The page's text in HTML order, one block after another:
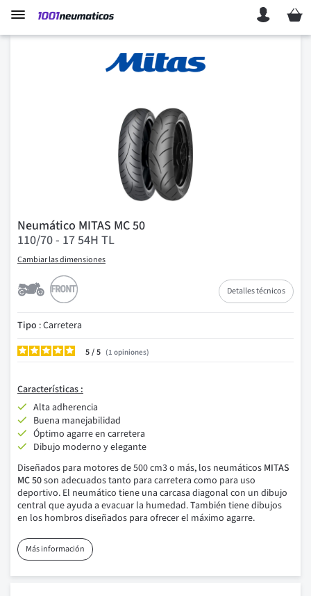
Mi
Neumático MITAS MC 50
110/70 - 17 54H TL
Cambiar las dimensiones
Detalles técnicos
Tipo : Carretera
5/ 1 opiniones
Características :
Alta adherencia
Buena manejabilidad
Óptimo agarre en carretera
Dibujo moderno y elegante
Diseñados para motores de 500 cm3 o más, los neumáticos MITAS
MC 50son adecuados tanto para carretera como para uso
deportivo. El neumático tiene una carcasa diagonal con un dibujo
central que ayuda a evacuar la humedad. También tiene dibujos
en los hombros diseñados para ofrecer el máximo agarre.
Más información